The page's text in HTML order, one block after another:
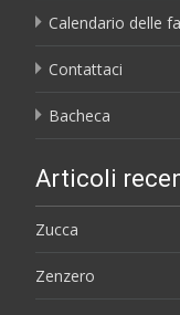
Calendario delle
Contattaci
Bacheca
Articoli
Zucca
Zenzero